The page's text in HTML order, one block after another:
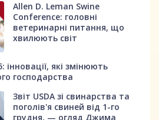
Allen D. Leman Swine
Conference: головні
ветеринарні питання, що
хвилюють світ
інновації, які змінюють
господарства
Звіт USDA зі свинарства та
поголів'я свиней від 1-го
грудня, — огляд Джима